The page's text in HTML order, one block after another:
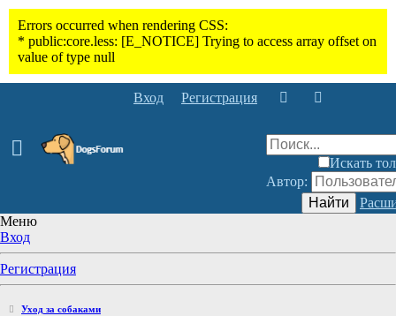
Вход Регистрация
Искать
Автор:
Найти
Меню
Вход
Регистрация
Уход за собаками